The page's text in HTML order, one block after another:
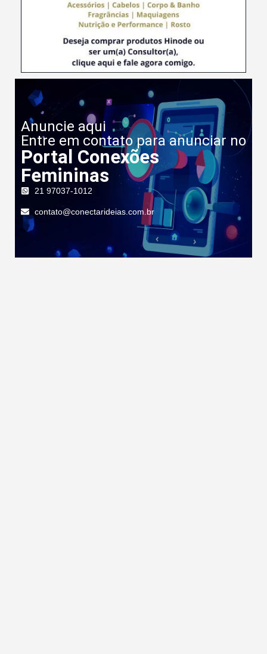
Anuncie aqui
Entre em contato para anunciar no
Portal Conexões
Femininas
21 97037-1012
contato@conectarideias.com.br